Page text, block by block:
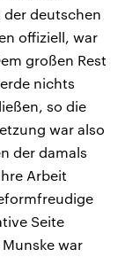
der deutschen
offiziell, war
großen Rest
nichts
so die
war also
der damals
Arbeit
Seite
war